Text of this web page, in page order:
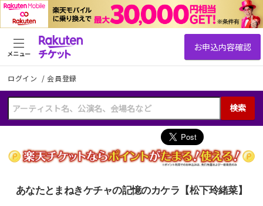
ログイン /会員登録
検索
メニュー
あなたとまねきケチャの記憶のカケラ【松下玲緒菜】